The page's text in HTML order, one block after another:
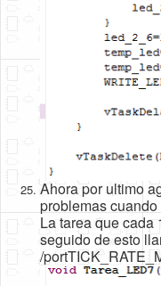
Ahora por ultimo
problemas
La tarea que cada
seguido de esto
/